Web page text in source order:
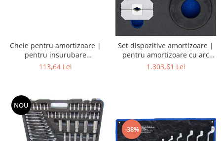
Cheie pentru amortizoare |
pentru insurubare
amortizoare Mercedes-Benz
113,64 Lei
Set dispozitive amortizoare |
pentru amortizoare cu arc
opritor tractiune | 8 piese
1.303,61 Lei
NOU
-38%